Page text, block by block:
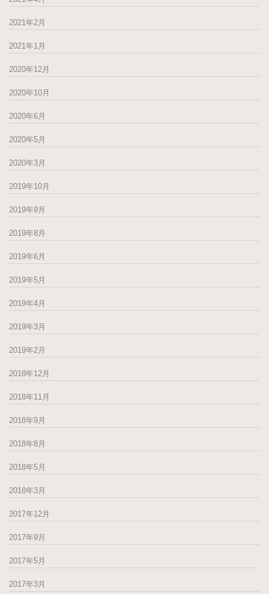
2021年2月
2021年1月
2020年12月
2020年10月
2020年6月
2020年5月
2020年3月
2019年10月
2019年9月
2019年8月
2019年6月
2019年5月
2019年4月
2019年3月
2019年2月
2018年12月
2018年11月
2018年9月
2018年8月
2018年5月
2018年3月
2017年12月
2017年9月
2017年5月
2017年3月